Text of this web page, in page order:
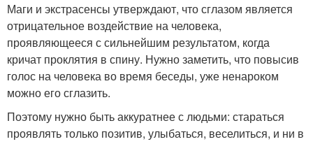
Маги и экстрасенсы утверждают, что сглазом является
отрицательное воздействие на человека,
проявляющееся с сильнейшим результатом, когда
кричат проклятия в спину. Нужно заметить, что повысив
голос на человека во время беседы, уже ненароком
можно его сглазить.
Поэтому нужно быть аккуратнее с людьми: стараться
проявлять только позитив, улыбаться, веселиться, и ни в